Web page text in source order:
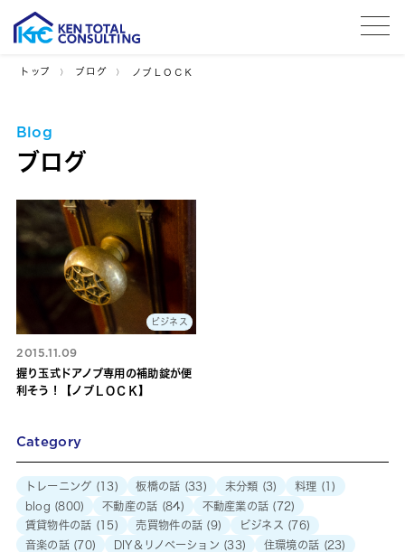
トップ ブログ ノブＬＯＣＫ
Blog
ブログ
ビジネス
2015.11.09
握り玉式ドアノブ専用の補助錠が便
利そう！【ノブＬＯＣＫ】
Category
トレーニング (13) 板橋の話 (33) 未分類 (3) 料理 (1)
blog (800) 不動産の話 (84) 不動産業の話 (72)
賃貸物件の話 (15) 売買物件の話 (9) ビジネス (76)
音楽の話(70) DIY＆リノベーション (33) 住環境の話 (23)